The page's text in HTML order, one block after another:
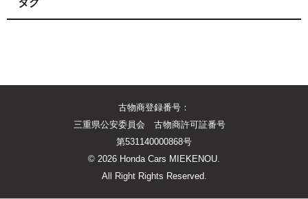
タグ
古物商登録番号：
三重県公安委員会 古物商許可証番号
第531140000868号
© 2026 Honda Cars MIEKENOU.
All Right Rights Reserved.